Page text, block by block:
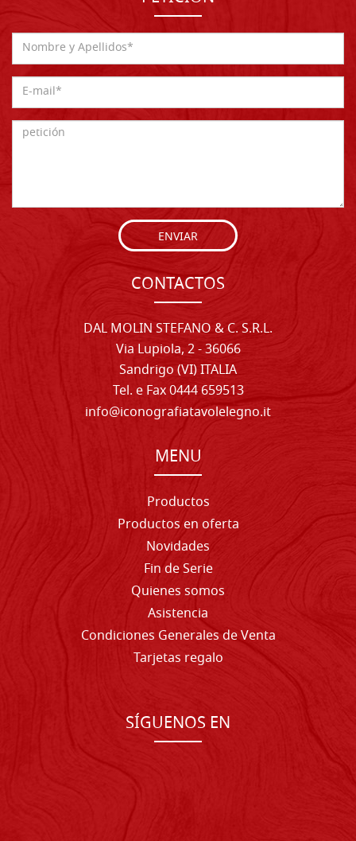
ENVIAR
CONTACTOS
DAL MOLIN STEFANO & C. S.R.L.
Via Lupiola, 2 - 36066
Sandrigo (VI) ITALIA
Tel. e Fax 0444 659513
info@iconografiatavolelegno.it
MENU
Productos
Productos en oferta
Novidades
Fin de Serie
Quienes somos
Asistencia
Condiciones Generales de Venta
Tarjetas regalo
SÍGUENOS EN